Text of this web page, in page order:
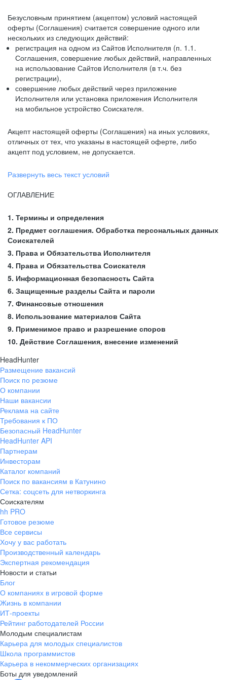
Безусловным принятием (акцептом) условий настоящей
оферты (Соглашения) считается совершение одного или
нескольких из следующих действий:
регистрация на одном из Сайтов Исполнителя (п. 1.1.
Соглашения, совершение любых действий, направленных
на использование Сайтов Исполнителя (в т.ч. без
регистрации),
совершение любых действий через приложение
Исполнителя или установка приложения Исполнителя
на мобильное устройство Соискателя.
Акцепт настоящей оферты (Соглашения) на иных условиях,
отличных от тех, что указаны в настоящей оферте, либо
акцепт под условием, не допускается.
Развернуть весь текст условий
ОГЛАВЛЕНИЕ
1. Термины и определения
2. Предмет соглашения. Обработка персональных данных
Соискателей
3. Права и Обязательства Исполнителя
4. Права и Обязательства Соискателя
5. Информационная безопасность Сайта
6. Защищенные разделы Сайта и пароли
7. Финансовые отношения
8. Использование материалов Сайта
9. Применимое право и разрешение споров
10. Действие Соглашения, внесение изменений
HeadHunter
Размещение вакансий
Поиск по резюме
О компании
Наши вакансии
Реклама на сайте
Требования к ПО
Безопасный HeadHunter
HeadHunter API
Партнерам
Инвесторам
Каталог компаний
Поиск по вакансиям в Катунино
Сетка: соцсеть для нетворкинга
Соискателям
hh PRO
Готовое резюме
Все сервисы
Хочу у вас работать
Производственный календарь
Экспертная рекомендация
Новости и статьи
Блог
О компаниях в игровой форме
Жизнь в компании
ИТ-проекты
Рейтинг работодателей России
Молодым специалистам
Карьера для молодых специалистов
Школа программистов
Карьера в некоммерческих организациях
Боты для уведомлений